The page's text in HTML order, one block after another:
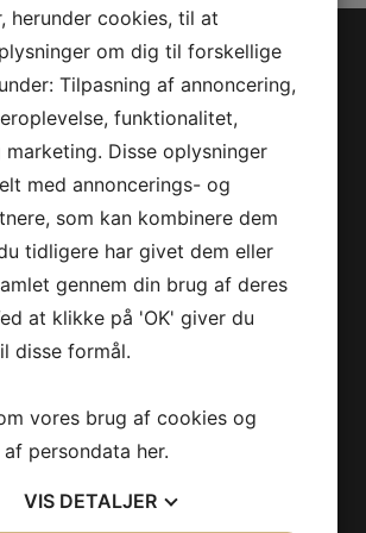
Powersport
280
+45 70 200 600
nummer: 27233678
herunder cookies, til at
om dig til forskellige
Tilpasning af annoncering,
funktionalitet,
Disse oplysninger
med annoncerings- og
som kan kombinere dem
tidligere har givet dem eller
gennem din brug af deres
at klikke på 'OK' giver du
disse formål.
vores brug af cookies og
persondata her.
VIS DETALJER